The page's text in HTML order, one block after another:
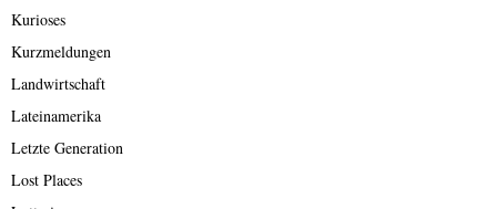
Kurioses
Kurzmeldungen
Landwirtschaft
Lateinamerika
Letzte Generation
Lost Places